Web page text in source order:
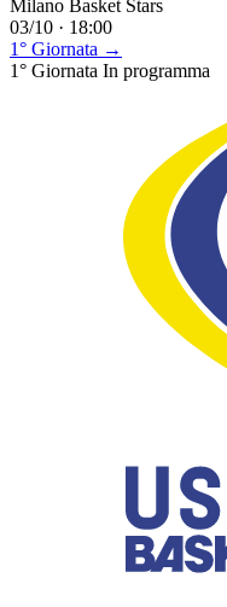
Milano Basket Stars
03/10 · 18:00
1° Giornata →
1° Giornata In programma